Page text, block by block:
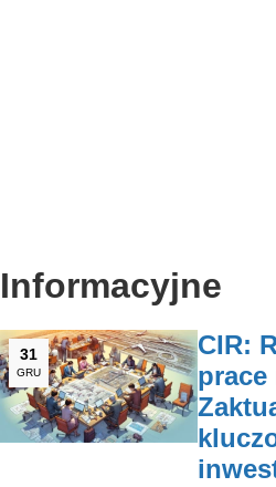
Informacyjne
31
GRU
CIR:
prace